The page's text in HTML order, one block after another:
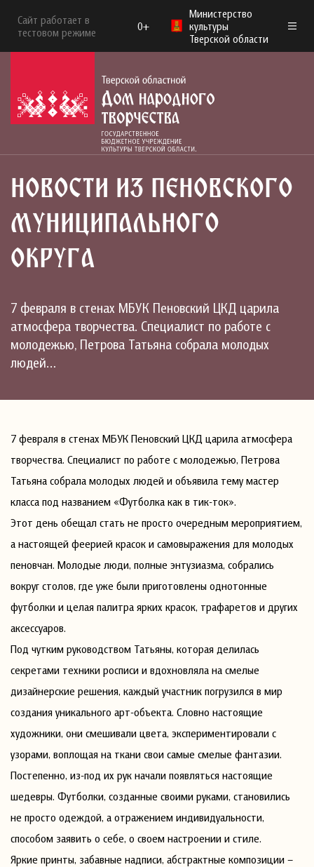
Сайт работает в
тестовом режиме
0+
Министерство
культуры
Тверской области
НОВОСТИ ИЗ ПЕНОВСКОГО
МУНИЦИПАЛЬНОГО
ОКРУГА
7 февраля в стенах МБУК Пеновский ЦКД царила
атмосфера творчества. Специалист по работе с
молодежью, Петрова Татьяна собрала молодых
людей…
7 февраля в стенах МБУК Пеновский ЦКД царила атмосфера
творчества. Специалист по работе с молодежью, Петрова
Татьяна собрала молодых людей и объявила тему мастер
класса под названием «Футболка как в тик-ток».
Этот день обещал стать не просто очередным мероприятием,
а настоящей феерией красок и самовыражения для молодых
пеновчан. Молодые люди, полные энтузиазма, собрались
вокруг столов, где уже были приготовлены однотонные
футболки и целая палитра ярких красок, трафаретов и других
аксессуаров.
Под чутким руководством Татьяны, которая делилась
секретами техники росписи и вдохновляла на смелые
дизайнерские решения, каждый участник погрузился в мир
создания уникального арт-объекта. Словно настоящие
художники, они смешивали цвета, экспериментировали с
узорами, воплощая на ткани свои самые смелые фантазии.
Постепенно, из-под их рук начали появляться настоящие
шедевры. Футболки, созданные своими руками, становились
не просто одеждой, а отражением индивидуальности,
способом заявить о себе, о своем настроении и стиле.
Яркие принты, забавные надписи, абстрактные композиции –